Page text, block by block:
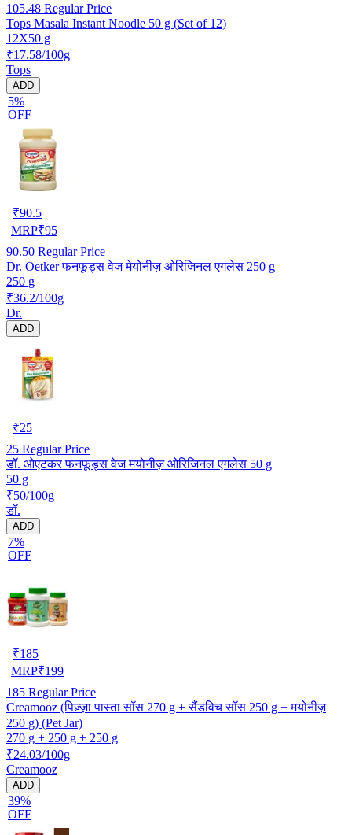
105.48 Regular Price
Tops Masala Instant Noodle 50 g (Set of 12)
12X50 g
₹17.58/100g
Tops
ADD
5%
OFF
₹90.5
MRP₹95
90.50 Regular Price
Dr. Oetker फनफूड्स वेज मेयोनीज़ ओरिजिनल एगलेस 250 g
250 g
₹36.2/100g
Dr.
ADD
₹25
25 Regular Price
डॉ. ओएटकर फनफूड्स वेज मयोनीज़ ओरिजिनल एगलेस 50 g
50 g
₹50/100g
डॉ.
ADD
7%
OFF
₹185
MRP₹199
185 Regular Price
Creamooz (पिज़्ज़ा पास्ता सॉस 270 g + सैंडविच सॉस 250 g + मयोनीज़
250 g) (Pet Jar)
270 g + 250 g + 250 g
₹24.03/100g
Creamooz
ADD
39%
OFF